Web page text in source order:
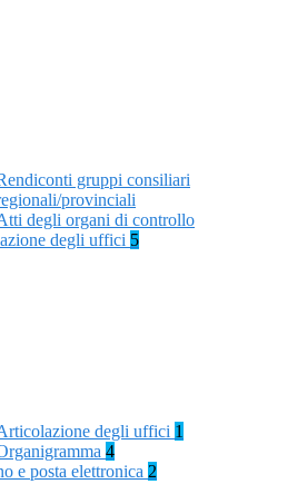
gruppi consiliari
provinciali
degli organi di controllo
degli uffici 5
degli uffici 1
4
e posta elettronica 2